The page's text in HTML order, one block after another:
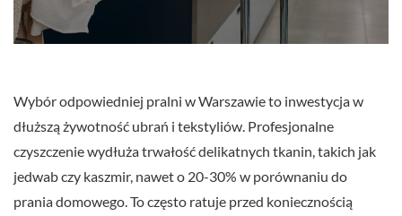
Wybór odpowiedniej pralni w Warszawie to inwestycja w
dłuższą żywotność ubrań i tekstyliów. Profesjonalne
czyszczenie wydłuża trwałość delikatnych tkanin, takich jak
jedwab czy kaszmir, nawet o 20-30% w porównaniu do
prania domowego. To często ratuje przed koniecznością